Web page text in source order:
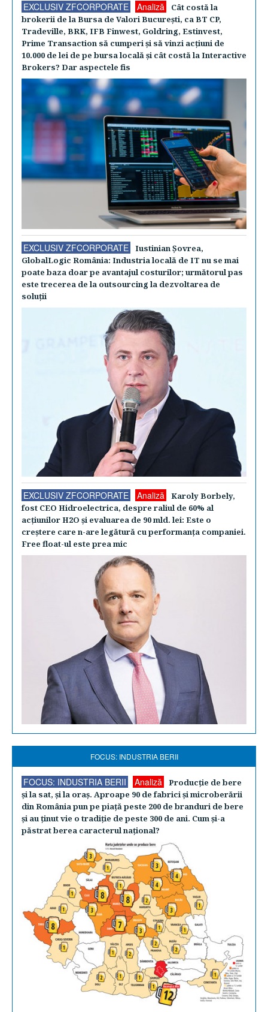
EXCLUSIV ZFCORPORATE Analiză
Cât costă la
brokerii de la Bursa de Valori Bucureşti, ca BT CP,
Tradeville, BRK, IFB Finwest, Goldring, Estinvest,
Prime Transaction să cumperi şi să vinzi acţiuni de
10.000 de lei de pe bursa locală şi cât costă la Interactive
Brokers? Dar aspectele fis
EXCLUSIV ZFCORPORATE
Iustinian Şovrea,
GlobalLogic România: Industria locală de IT nu se mai
poate baza doar pe avantajul costurilor; următorul pas
este trecerea de la outsourcing la dezvoltarea de
soluţii
EXCLUSIV ZFCORPORATE Analiză
Karoly Borbely,
fost CEO Hidroelectrica, despre raliul de 60% al
acţiunilor H2O şi evaluarea de 90 mld. lei: Este o
creştere care n-are legătură cu performanţa companiei.
Free float-ul este prea mic
FOCUS: INDUSTRIA BERII
FOCUS: INDUSTRIA BERII Analiză
Producţie de bere
şi la sat, şi la oraş. Aproape 90 de fabrici şi microberării
din România pun pe piaţă peste 200 de branduri de bere
şi au ţinut vie o tradiţie de peste 300 de ani. Cum şi-a
păstrat berea caracterul naţional?